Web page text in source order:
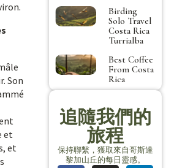
Son
et
et
Birding
Solo Travel
Costa Rica
Turrialba
Best Coffee
From Costa
Rica
追隨我們的
旅程
保持聯繫，獲取來自哥斯達
黎加山丘的每日靈感。